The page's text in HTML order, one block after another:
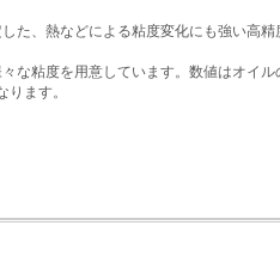
た、熱などによる粘度変化にも強い高精
な粘度を用意しています。数値はオイ
ます。